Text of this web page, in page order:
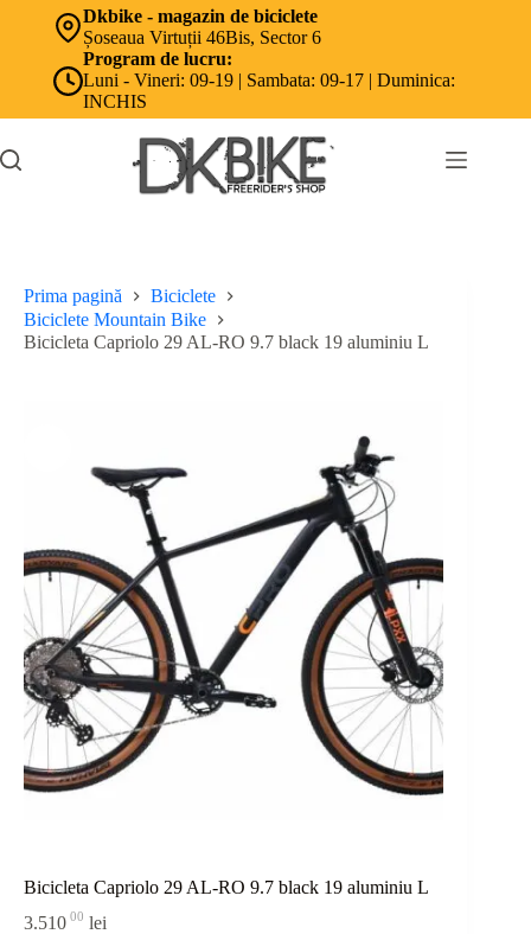
Dkbike - magazin de biciclete
Șoseaua Virtuții 46Bis, Sector 6
Program de lucru:
Luni - Vineri: 09-19 | Sambata: 09-17 | Duminica:
INCHIS
Prima pagină
Biciclete
Biciclete Mountain Bike
Bicicleta Capriolo 29 AL-RO 9.7 black 19 aluminiu L
Bicicleta Capriolo 29 AL-RO 9.7 black 19 aluminiu L
3.510 00 lei